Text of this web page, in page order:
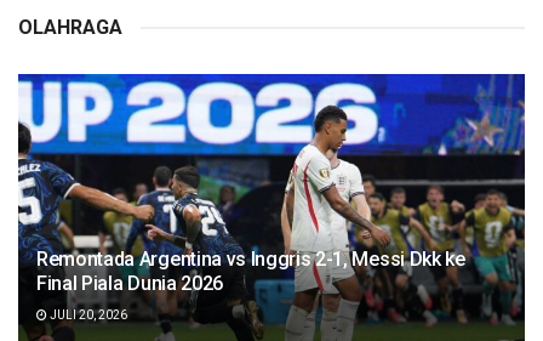
OLAHRAGA
Remontada Argentina vs Inggris 2-1, Messi Dkk ke
Final Piala Dunia 2026
JULI 20, 2026